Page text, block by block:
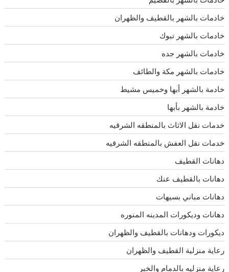
خادمات بالشهر بالقطيف والظهران
خادمات بالشهر تبوك
خادمات بالشهر جده
خادمات بالشهر مكة والطائف
خادمة بالشهر أبها وخميس مشيط
خادمة بالشهر بأبها
خدمات نقل الاثاث بالمنطقه الشرقيه
خدمات نقل العفش بالمنطقه الشرقيه
دهانات القطيف
دهانات بالقطيف عنك
دهانات مباني بسيهات
دهانات وديكورات المدينه المنوره
ديكورات ودهانات بالقطيف والظهران
رعاية منزلية القطيف والظهران
رعاية منزليه بالدمام والخبر